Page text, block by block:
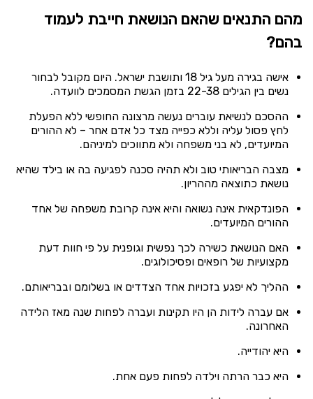
מהם התנאים שהאם הנושאת חייבת לעמוד
בהם?
אישה בגירה מעל גיל 18 ותושבת ישראל. היום מקובל לבחור
נשים בין הגילים 22-38 בזמן הגשת המסמכים לוועדה.
ההסכם לנשיאת עוברים נעשה מרצונה החופשי ללא הפעלת
לחץ פסול עליה וללא כפייה מצד כל אדם אחר – לא ההורים
המיועדים, לא בני משפחה ולא מתווכים למיניהם.
מצבה הבריאותי טוב ולא תהיה סכנה לפגיעה בה או בילד שהיא
נושאת כתוצאה מההריון.
הפונדקאית אינה נשואה והיא אינה קרובת משפחה של אחד
ההורים המיועדים.
האם הנושאת כשירה לכך נפשית וגופנית על פי חוות דעת
מקצועיות של רופאים ופסיכולוגים.
ההליך לא יפגע בזכויות אחד הצדדים או בשלומם ובבריאותם.
אם עברה לידות הן היו תקינות ועברה לפחות שנה מאז הלידה
האחרונה.
היא יהודייה.
היא כבר הרתה וילדה לפחות פעם אחת.